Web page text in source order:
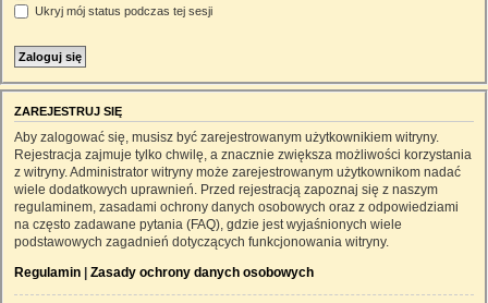
Ukryj mój status podczas tej sesji
ZAREJESTRUJ SIĘ
Aby zalogować się, musisz być zarejestrowanym użytkownikiem witryny.
Rejestracja zajmuje tylko chwilę, a znacznie zwiększa możliwości korzystania
z witryny. Administrator witryny może zarejestrowanym użytkownikom nadać
wiele dodatkowych uprawnień. Przed rejestracją zapoznaj się z naszym
regulaminem, zasadami ochrony danych osobowych oraz z odpowiedziami
na często zadawane pytania (FAQ), gdzie jest wyjaśnionych wiele
podstawowych zagadnień dotyczących funkcjonowania witryny.
Regulamin | Zasady ochrony danych osobowych